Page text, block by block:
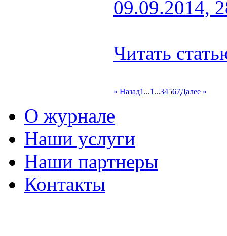
09.09.2014,
Читать
« Назад1 ...1 ...34567Далее »
О журнале
Наши услуги
Наши партнеры
Контакты